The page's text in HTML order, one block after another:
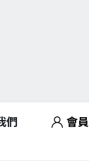
們 會員